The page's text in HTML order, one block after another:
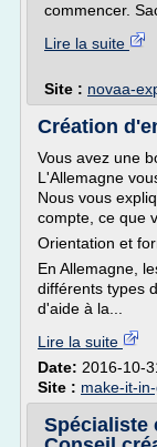
commencer.
Lire la suite
Site : novaa-
Création
Vous avez une
L'Allemagne
Nous vous
compte, ce que
Orientation et
En Allemagne,
différents types
d'aide à la...
Lire la suite
Date: 2016-10-
Site : make-it-
Spécialiste